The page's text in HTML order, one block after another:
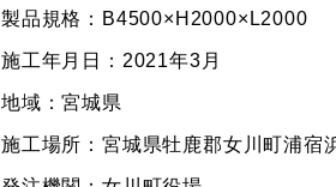
製品規格：B4500×H2000×L2000
施工年月日：2021年3月
地域：宮城県
施工場所：宮城県牡鹿郡女川町浦宿